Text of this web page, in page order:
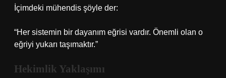
İçimdeki mühendis şöyle der:
“Her sistemin bir dayanım eğrisi vardır. Önemli olan o
eğriyi yukarı taşımaktır.”
Hekimlik Yaklaşımı